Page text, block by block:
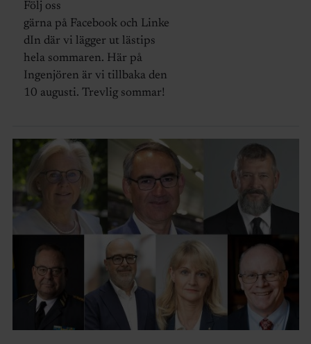
Följ oss
gärna på Facebook och Linke
dIn där vi lägger ut lästips
hela sommaren. Här på
Ingenjören är vi tillbaka den
10 augusti. Trevlig sommar!